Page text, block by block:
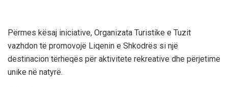
Përmes kësaj iniciative, Organizata Turistike e Tuzit
vazhdon të promovojë Liqenin e Shkodrës si një
destinacion tërheqës për aktivitete rekreative dhe përjetime
unike në natyrë.